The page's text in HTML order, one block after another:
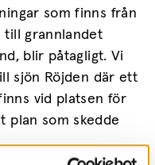
som finns från
till grannlandet
blir påtagligt. Vi
sjön Röjden där ett
vid platsen för
plan som skedde